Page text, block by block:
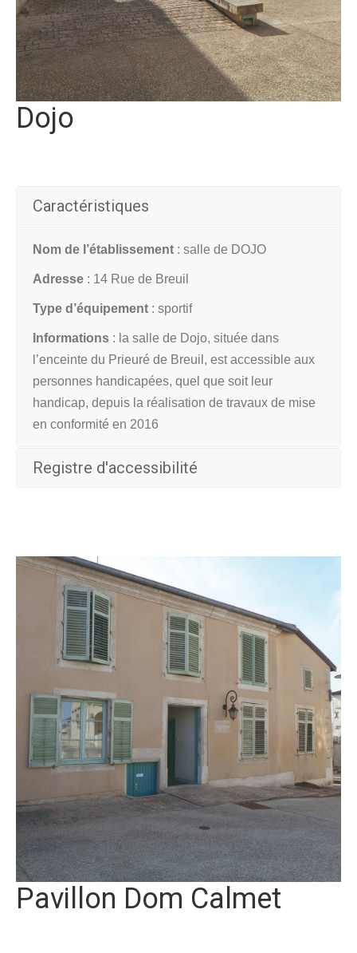
Dojo
Caractéristiques
Nom de l’établissement : salle de DOJO
Adresse : 14 Rue de Breuil
Type d’équipement : sportif
Informations : l a salle de Dojo, située dans
l’enceinte du Prieuré de Breuil, est accessible aux
personnes handicapées, quel que soit leur
handicap, depuis la réalisation de travaux de mise
en conformité en 2016
Registre d'accessibilité
Pavillon Dom Calmet